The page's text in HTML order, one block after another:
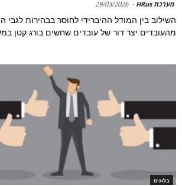
מערכת HRus -
29/03/2026
השילוב בין המודל ההיברידי לחוסר בבהירות לגבי
מהעובדים יצר דור של עובדים שחשים בורג קטן
בלוגים